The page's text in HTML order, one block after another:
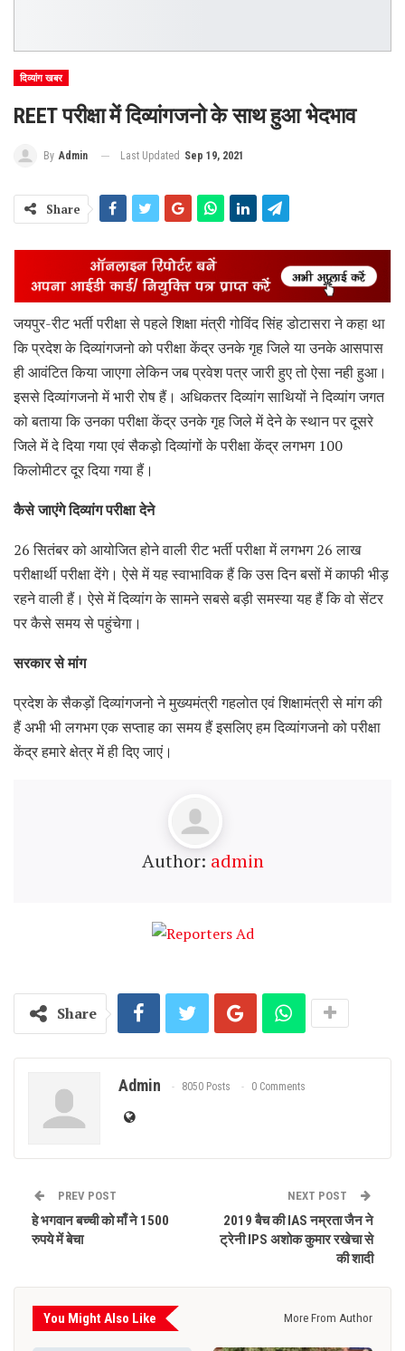
दिव्यांग खबर
REET परीक्षा में दिव्यांगजनो के साथ हुआ भेदभाव
By Admin Last Updated Sep 19, 2021
Share
जयपुर-रीट भर्ती परीक्षा से पहले शिक्षा मंत्री गोविंद सिंह डोटासरा ने कहा था
कि प्रदेश के दिव्यांगजनो को परीक्षा केंद्र उनके गृह जिले या उनके आसपास
ही आवंटित किया जाएगा लेकिन जब प्रवेश पत्र जारी हुए तो ऐसा नही हुआ।
इससे दिव्यांगजनो में भारी रोष हैं। अधिकतर दिव्यांग साथियों ने दिव्यांग जगत
को बताया कि उनका परीक्षा केंद्र उनके गृह जिले में देने के स्थान पर दूसरे
जिले में दे दिया गया एवं सैकड़ो दिव्यांगों के परीक्षा केंद्र लगभग 100
किलोमीटर दूर दिया गया हैं।
कैसे जाएंगे दिव्यांग परीक्षा देने
26 सितंबर को आयोजित होने वाली रीट भर्ती परीक्षा में लगभग 26 लाख
परीक्षार्थी परीक्षा देंगे। ऐसे में यह स्वाभाविक हैं कि उस दिन बसों में काफी भीड़
रहने वाली हैं। ऐसे में दिव्यांग के सामने सबसे बड़ी समस्या यह हैं कि वो सेंटर
पर कैसे समय से पहुंचेगा।
सरकार से मांग
प्रदेश के सैकड़ों दिव्यांगजनो ने मुख्यमंत्री गहलोत एवं शिक्षामंत्री से मांग की
हैं अभी भी लगभग एक सप्ताह का समय हैं इसलिए हम दिव्यांगजनो को परीक्षा
केंद्र हमारे क्षेत्र में ही दिए जाएं।
Author: admin
Share
Admin 8050 Posts 0 Comments
PREV POST
हे भगवान बच्ची को माँ ने 1500
रुपये में बेचा
NEXT POST
2019 बैच की IAS नम्रता जैन ने
ट्रेनी IPS अशोक कुमार रखेचा से
की शादी
You Might Also Like More From Author